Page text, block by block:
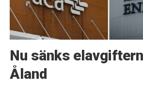
Nu sänks
Åland